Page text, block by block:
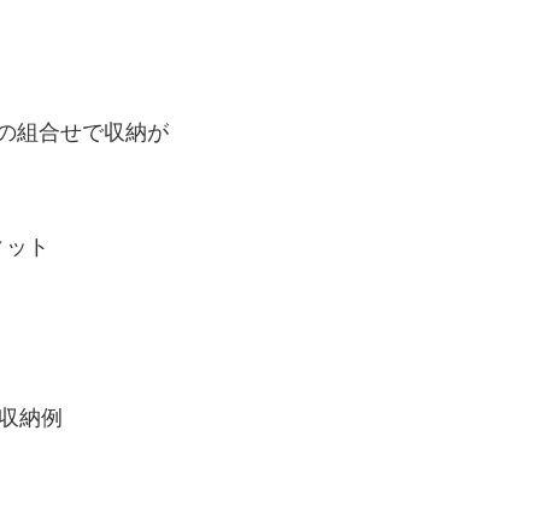
組合せで収納が
ト
納例